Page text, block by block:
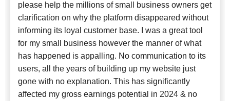
please help the millions of small business owners get
clarification on why the platform disappeared without
informing its loyal customer base. I was a great tool
for my small business however the manner of what
has happened is appalling. No communication to its
users, all the years of building up my website just
gone with no explanation. This has significantly
affected my gross earnings potential in 2024 & no